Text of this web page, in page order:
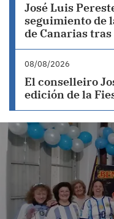
José Luis
seguimiento de
de Canarias
08/08/2026
El conselleiro
edición de la